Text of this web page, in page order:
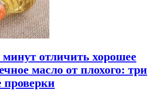
минут отличить хорошее
масло от плохого: три
проверки